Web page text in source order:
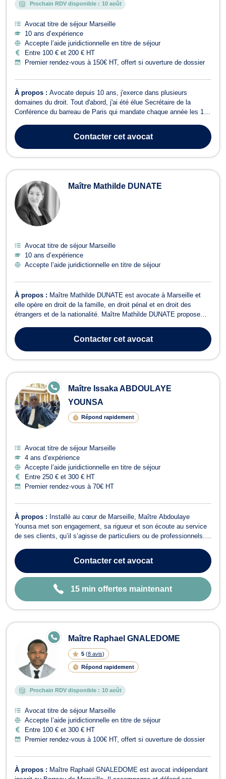
Prochain RDV disponible : 10 août
Avocat titre de séjour Marseille
10 ans d’expérience
Accepte l’aide juridictionnelle en titre de séjour
Entre 100 € et 200 € HT
Premier rendez-vous à 150€ HT, offert si ouverture de dossier
À propos : Avocate depuis 10 ans, j'exerce dans plusieurs
domaines du droit. Tout d'abord, j'ai été élue Secrétaire de la
Conférence du barreau de Paris qui mandate chaque année les 12
dossiers les plus graves. J'ai donc plaidé dans de très gros
dossiers terroristes et crim...
Contactercet avocat
Maître Mathilde DUNATE
Avocat titre de séjour Marseille
10 ans d’expérience
Accepte l’aide juridictionnelle en titre de séjour
À propos : Maître Mathilde DUNATE est avocate à Marseille et
elle opère en droit de la famille, en droit pénal et en droit des
étrangers et de la nationalité. Maître Mathilde DUNATE propose
concerne un divorce contentieux ou par consentement mutuel, la
fixation de la p...
Contactercet avocat
Maître Issaka ABDOULAYE
YOUNSA
Répond rapidement
E
N
LI
G
N
E
Avocat titre de séjour Marseille
4 ans d’expérience
Accepte l’aide juridictionnelle en titre de séjour
Entre 250 € et 300 € HT
Premier rendez-vous à 70€ HT
À propos : Installé au cœur de Marseille, Maître Abdoulaye
Younsa met son engagement, sa rigueur et son écoute au service
de ses clients, qu’il s’agisse de particuliers ou de professionnels.
expérience concrète du terrain judiciaire, il intervient dans plusieurs
domaines clés...
Contactercet avocat
15 min offertes maintenant
Maître Raphael GNALEDOME
5 (8 avis)
Répond rapidement
E
N
E
Prochain RDV disponible : 10 août
Avocat titre de séjour Marseille
Accepte l’aide juridictionnelle en titre de séjour
Entre 100 € et 300 € HT
Premier rendez-vous à 100€ HT, offert si ouverture de dossier
À propos : Maître Raphaël GNALEDOME est avocat indépendant